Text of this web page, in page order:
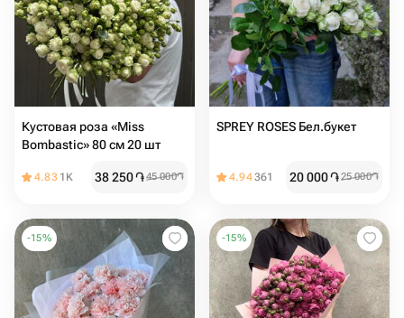
Кустовая роза «Miss
Bombastic» 80 см 20 шт
4.83 1K 38 250֏45 000֏
SPREY ROSES Бел.букет
4.94361 20 000֏25 000֏
-15% -15%